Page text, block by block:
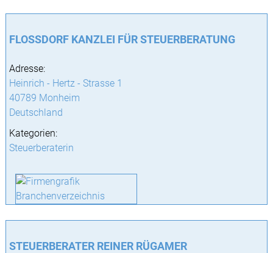
FLOSSDORF KANZLEI FÜR STEUERBERATUNG
Adresse:
Heinrich - Hertz - Strasse 1
40789 Monheim
Deutschland
Kategorien:
Steuerberaterin
STEUERBERATER REINER RÜGAMER